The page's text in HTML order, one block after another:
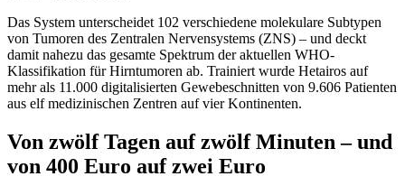
Das System unterscheidet 102 verschiedene molekulare Subtypen
von Tumoren des Zentralen Nervensystems (ZNS) – und deckt
damit nahezu das gesamte Spektrum der aktuellen WHO-
Klassifikation für Hirntumoren ab. Trainiert wurde Hetairos auf
mehr als 11.000 digitalisierten Gewebeschnitten von 9.606 Patienten
aus elf medizinischen Zentren auf vier Kontinenten.
Von zwölf Tagen auf zwölf Minuten – und
von 400 Euro auf zwei Euro